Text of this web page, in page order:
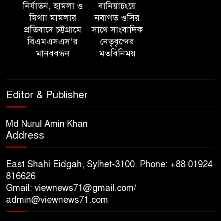
মাহফিল
পরিবেশ রক্ষায় ব্যক্তিগত উদ্যোগ
সমাজের জন্য অনুকরণীয় মডেল-
বিভাগীয় কমিশনার
সিলেট মেট্রোপলিটন পুলিশ
শহীদদের প্রতি গভীর শ্রদ্ধা নিবেদন করেন
মামলায় এক বছরের সাজা
‘সমন্বিত উদ্যোগেই গড়ে উঠবে
আধুনিক সিলেট’ – বাণিজ্যমন্ত্রী
নির্যাতন, হামলা ও
মিথ্যা মামলার
প্রতিবাদে চট্টগ্রামে
বিএমএসএস’র
মানববন্ধন
বানিয়াচংয়ে
নবাগত ওসির
সাথে সাংবাদিক
নেতৃবৃন্দের
মতবিনিময়
Editor & Publisher
Md Nurul Amin Khan
Address
East Shahi Eidgah, Sylhet-3100. Phone: +88 01924
816626
Gmail: viewnews71@gmail.com/
admin@viewnews71.com